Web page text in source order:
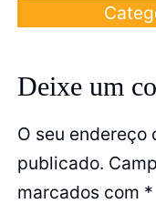
Deixe um
O seu endereço
publicado.
marcados com *